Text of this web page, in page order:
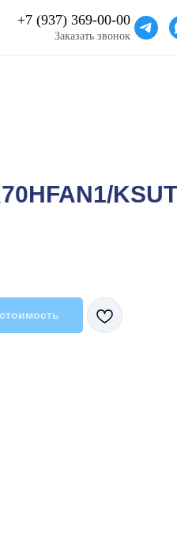
+7 (937) 369-00-00
Заказать звонок